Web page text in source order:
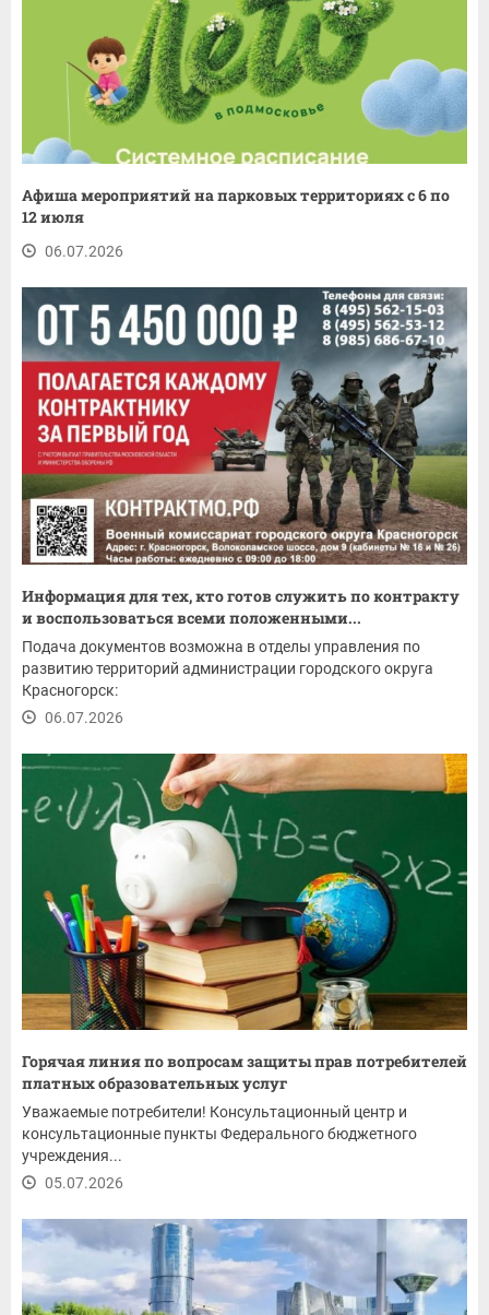
Афиша мероприятий на парковых территориях с 6 по
12 июля
06.07.2026
Информация для тех, кто готов служить по контракту
и воспользоваться всеми положенными...
Подача документов возможна в отделы управления по
развитию территорий администрации городского округа
Красногорск:
06.07.2026
Горячая линия по вопросам защиты прав потребителей
платных образовательных услуг
Уважаемые потребители! Консультационный центр и
консультационные пункты Федерального бюджетного
учреждения...
05.07.2026